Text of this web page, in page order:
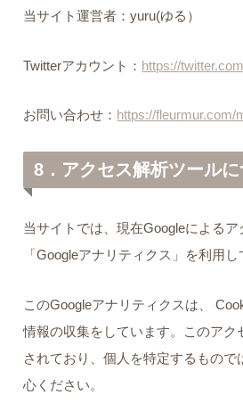
当サイト運営者：yuru(ゆる）
Twitterアカウント： https://
お問い合わせ： https://fleurmur.com/
8．アクセス解析ツール
当サイトでは、現在Googleによる
「Googleアナリティクス」を利用し
このGoogleアナリティクスは、
情報の収集をしています。このアク
されており、個人を特定するもので
心ください。